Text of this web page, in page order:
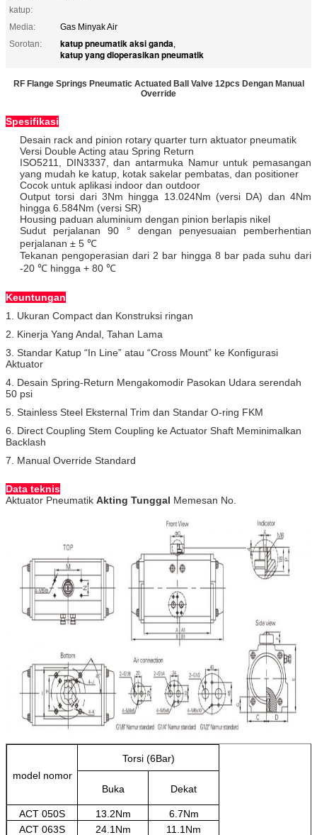
katup:
Media:
Gas Minyak Air
Sorotan:
katup pneumatik aksi ganda,
katup yang dioperasikan pneumatik
RF Flange Springs Pneumatic Actuated Ball Valve 12pcs Dengan Manual
Override
Spesifikasi
Desain rack and pinion rotary quarter turn aktuator pneumatik
Versi Double Acting atau Spring Return
ISO5211, DIN3337, dan antarmuka Namur untuk pemasangan
yang mudah ke katup, kotak sakelar pembatas, dan positioner
Cocok untuk aplikasi indoor dan outdoor
Output torsi dari 3Nm hingga 13.024Nm (versi DA) dan 4Nm
hingga 6.584Nm (versi SR)
Housing paduan aluminium dengan pinion berlapis nikel
Sudut perjalanan 90 ° dengan penyesuaian pemberhentian
perjalanan ± 5 ℃
Tekanan pengoperasian dari 2 bar hingga 8 bar pada suhu dari
-20 ℃ hingga + 80 ℃
Keuntungan
1. Ukuran Compact dan Konstruksi ringan
2. Kinerja Yang Andal, Tahan Lama
3. Standar Katup “In Line” atau “Cross Mount” ke Konfigurasi
Aktuator
4. Desain Spring-Return Mengakomodir Pasokan Udara serendah
50 psi
5. Stainless Steel Eksternal Trim dan Standar O-ring FKM
6. Direct Coupling Stem Coupling ke Actuator Shaft Meminimalkan
Backlash
7. Manual Override Standard
Data teknis
Aktuator Pneumatik Akting Tunggal Memesan No.
model nomor
Torsi (6Bar)
Buka Dekat
ACT 050S 13.2Nm
6.7Nm
ACT 063S
24.1Nm 11.1Nm